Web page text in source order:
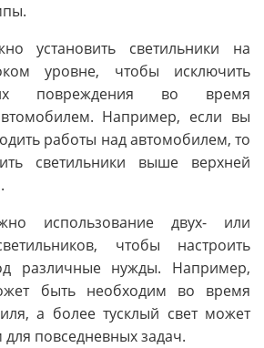
установить светильники на
уровне, чтобы исключить
повреждения во время
Например, если вы
работы над автомобилем, то
светильники выше верхней
использование двух- или
чтобы настроить
различные нужды. Например,
быть необходим во время
а более тусклый свет может
повседневных задач.